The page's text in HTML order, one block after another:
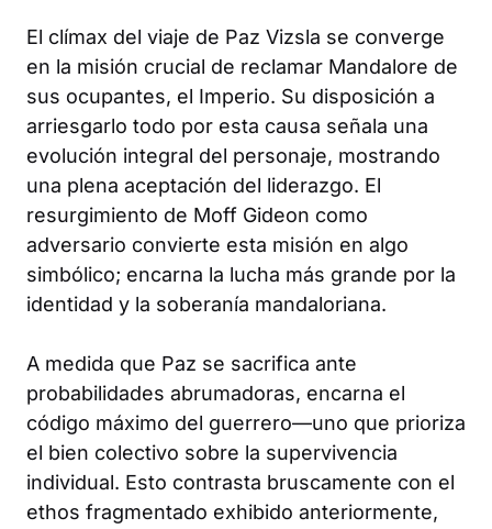
El clímax del viaje de Paz Vizsla se converge
en la misión crucial de reclamar Mandalore de
sus ocupantes, el Imperio. Su disposición a
arriesgarlo todo por esta causa señala una
evolución integral del personaje, mostrando
una plena aceptación del liderazgo. El
resurgimiento de Moff Gideon como
adversario convierte esta misión en algo
simbólico; encarna la lucha más grande por la
identidad y la soberanía mandaloriana.
A medida que Paz se sacrifica ante
probabilidades abrumadoras, encarna el
código máximo del guerrero—uno que prioriza
el bien colectivo sobre la supervivencia
individual. Esto contrasta bruscamente con el
ethos fragmentado exhibido anteriormente,